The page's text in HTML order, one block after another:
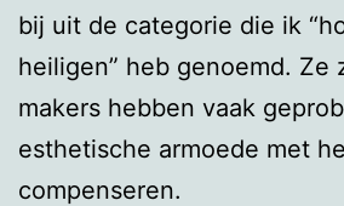
bij uit de categorie die ik
heiligen” heb genoemd. Ze
makers hebben vaak
esthetische armoede met
compenseren.